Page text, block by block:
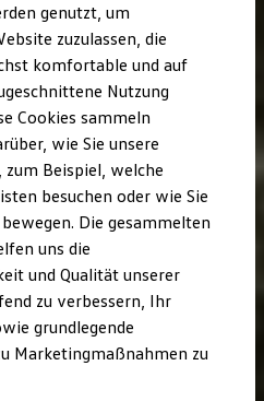
für Nutzfahrzeuge
& Inspektion
anfragen
bei Volkswagen Nutzfahrzeuge
Service
genutzt, um
zuzulassen, die
komfortable und auf
Nutzung
Cookies sammeln
wie Sie unsere
Beispiel, welche
besuchen oder wie Sie
Die gesammelten
uns die
und Qualität unserer
zu verbessern, Ihr
grundlegende
Marketingmaßnahmen zu